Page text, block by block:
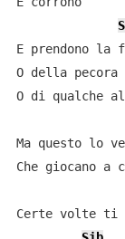
E prendono la
O della pecora
O di qualche
Ma questo lo
Che giocano
Certe volte ti